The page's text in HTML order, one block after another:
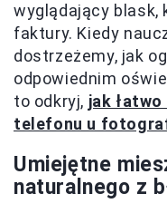
wyglądający blask,
faktury. Kiedy
dostrzeżemy, jak
odpowiednim
to odkryj, jak
telefonu u
Umiejętne
naturalnego z